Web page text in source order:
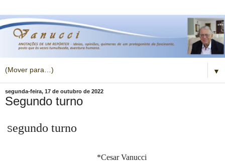
▼
segunda-feira, 17 de outubro de 2022
Segundo turno
Segundo turno
*Cesar Vanucci